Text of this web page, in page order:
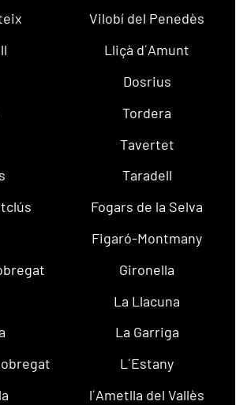
Vilobí del Penedès
Lliçà d´Amunt
Dosrius
Tordera
Tavertet
Taradell
Fogars de la Selva
Figaró-Montmany
Gironella
La Llacuna
La Garriga
L´Estany
l´Ametlla del Vallès